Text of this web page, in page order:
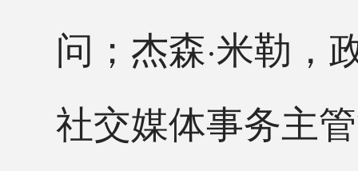
问；杰森·米勒，
社交媒体事务主